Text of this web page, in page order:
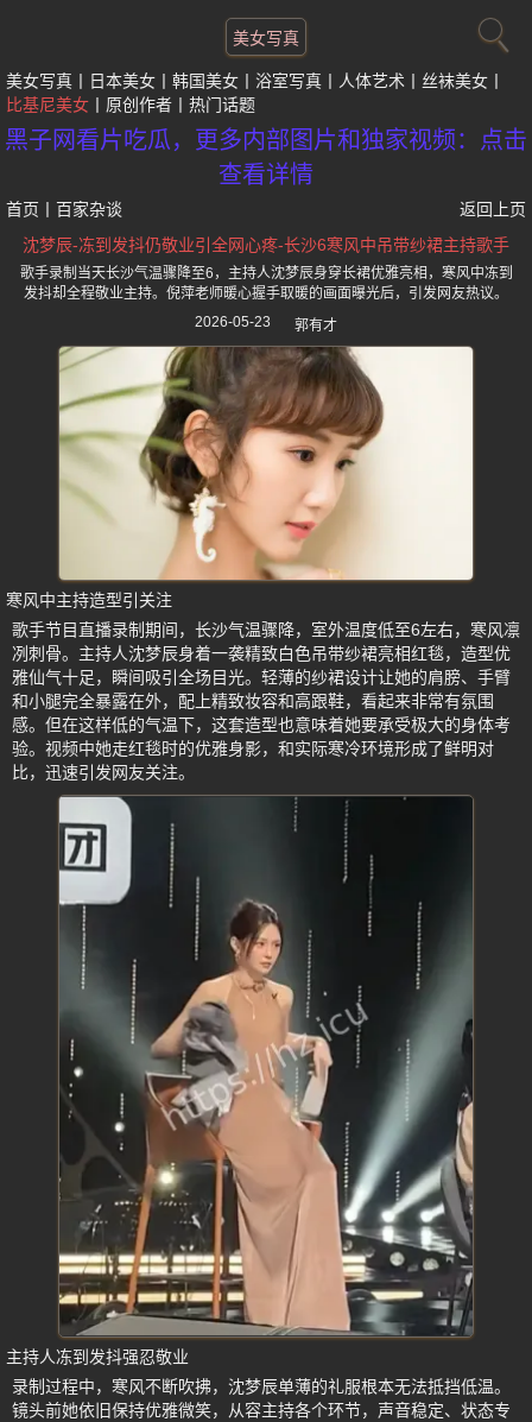
美女写真
美女写真 日本美女 韩国美女 浴室写真 人体艺术
丝袜美女
比基尼美女
原创作者 热门话题
黑子网看片吃瓜，更多内部图片和独家视频：点击
查看详情
首页 百家杂谈
返回上页
沈梦辰-冻到发抖仍敬业引全网心疼-长沙6寒风中吊带纱裙主持歌手
歌手录制当天长沙气温骤降至6，主持人沈梦辰身穿长裙优雅亮相，寒风中冻到
发抖却全程敬业主持。倪萍老师暖心握手取暖的画面曝光后，引发网友热议。
2026-05-23
郭有才
寒风中主持造型引关注
歌手节目直播录制期间，长沙气温骤降，室外温度低至6左右，寒风凛
冽刺骨。主持人沈梦辰身着一袭精致白色吊带纱裙亮相红毯，造型优
雅仙气十足，瞬间吸引全场目光。轻薄的纱裙设计让她的肩膀、手臂
和小腿完全暴露在外，配上精致妆容和高跟鞋，看起来非常有氛围
感。但在这样低的气温下，这套造型也意味着她要承受极大的身体考
验。视频中她走红毯时的优雅身影，和实际寒冷环境形成了鲜明对
比，迅速引发网友关注。
主持人冻到发抖强忍敬业
录制过程中，寒风不断吹拂，沈梦辰单薄的礼服根本无法抵挡低温。
镜头前她依旧保持优雅微笑，从容主持各个环节，声音稳定、状态专